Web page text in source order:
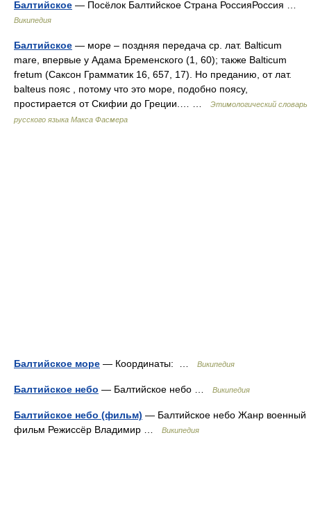
Балтийское — Посёлок Балтийское Страна РоссияРоссия …
Википедия
Балтийское — море – поздняя передача ср. лат. Balticum
mare, впервые у Адама Бременского (1, 60); также Balticum
fretum (Саксон Грамматик 16, 657, 17). Но преданию, от лат.
balteus пояс , потому что это море, подобно поясу,
простирается от Скифии до Греции.… …
Этимологический словарь
русского языка Макса Фасмера
Балтийское море — Координаты: … Википедия
Балтийское небо — Балтийское небо … Википедия
Балтийское небо (фильм) — Балтийское небо Жанр военный
фильм Режиссёр Владимир …
Википедия